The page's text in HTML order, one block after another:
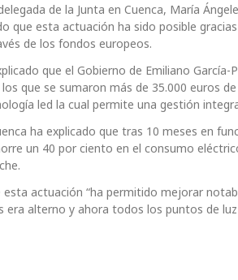
de la Junta en Cuenca, María
que esta actuación ha sido posible
de los fondos europeos.
que el Gobierno de Emiliano
que se sumaron más de 35.000 euros
led la cual permite una gestión
ha explicado que tras 10 meses en
un 40 por ciento en el consumo
esta actuación “ha permitido mejorar
alterno y ahora todos los puntos de